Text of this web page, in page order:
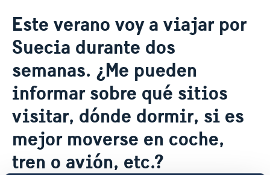
Sobre nosotros
Personal en la embajada
Reglamento General de Protección de Datos (RGPD)
Solicitud de acceso a documentos públicos
Noticias
Noticias
Prioridades en la promoción cultural y comercial
Este verano voy a viajar por
Suecia durante dos
semanas. ¿Me pueden
informar sobre qué sitios
visitar, dónde dormir, si es
mejor moverse en coche,
tren o avión, etc.?